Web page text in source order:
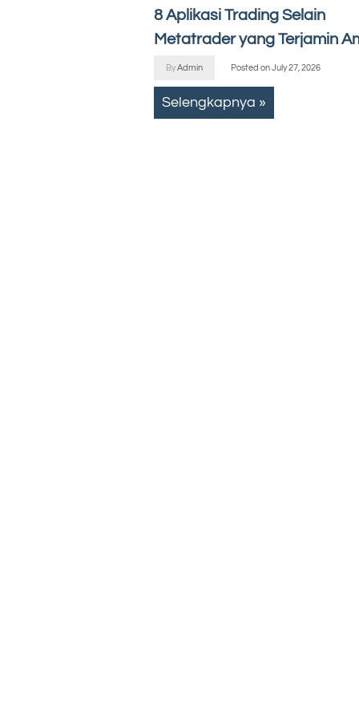
8 Aplikasi Trading Selain
Metatrader yang Terjamin
ByAdmin Posted onJuly 27, 2026
Selengkapnya »